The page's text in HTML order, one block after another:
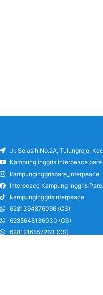
Jl. Selasih No.2A, Tulungrejo,
Kampung inggris interpeace pare
kampunginggrispare_interpeace
Interpeace Kampung Inggris Pare
kampunginggrisinterpeace
6281394876096 (CS)
6285648136030 (CS)
6281216557263 (CS)